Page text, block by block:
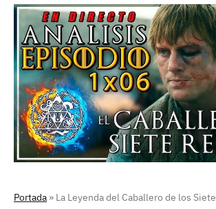
Portada » La Leyenda del Caballero de los